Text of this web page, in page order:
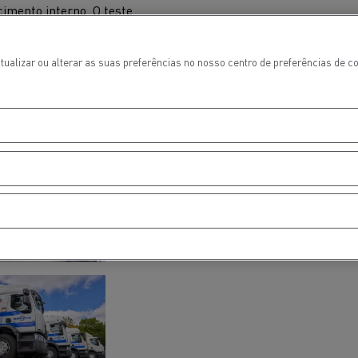
interno. O teste
ou alterar as suas preferências no nosso centro de preferências de